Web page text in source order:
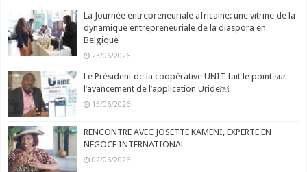
La Journée entrepreneuriale africaine: une vitrine de la
dynamique entrepreneuriale de la diaspora en
Belgique
23/06/2026
Le Président de la coopérative UNIT fait le point sur
l’avancement de l’application Uride￼
15/06/2026
RENCONTRE AVEC JOSETTE KAMENI, EXPERTE EN
NEGOCE INTERNATIONAL
02/06/2026